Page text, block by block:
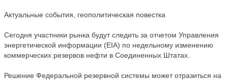
Актуальные события, геополитическая повестка
Сегодня участники рынка будут следить за отчетом Управления
энергетической информации (EIA) по недельному изменению
коммерческих резервов нефти в Соединенных Штатах.
Решение Федеральной резервной системы может отразиться на